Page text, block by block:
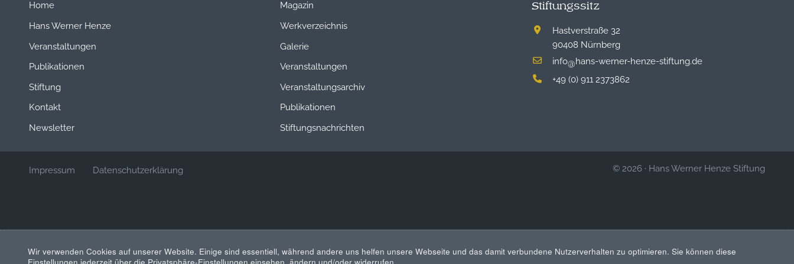
Home
Hans Werner Henze
Veranstaltungen
Publikationen
Stiftung
Kontakt
Newsletter
Magazin
Werkverzeichnis
Galerie
Veranstaltungen
Veranstaltungsarchiv
Publikationen
Stiftungsnachrichten
Stiftungssitz
Hastverstraße 32
90408 Nürnberg
info@hans-werner-henze-stiftung.de
+49 (0) 911 2373862
Impressum Datenschutzerklärung © 2026 · Hans Werner Henze Stiftung
Wir verwenden Cookies auf unserer Website. Einige sind essentiell, während andere uns helfen unsere Webseite und das damit verbundene Nutzerverhalten zu optimieren. Sie können diese